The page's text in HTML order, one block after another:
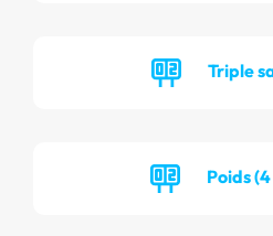
Triple
Poids